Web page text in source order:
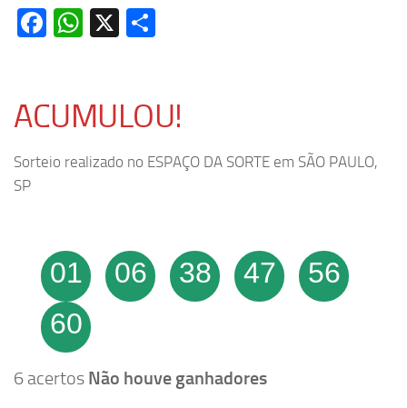
Facebook
WhatsApp
X
ACUMULOU!
Sorteio realizado no ESPAÇO DA SORTE em SÃO PAULO,
SP
01 06 38 47
56
60
6 acertos Não houve ganhadores